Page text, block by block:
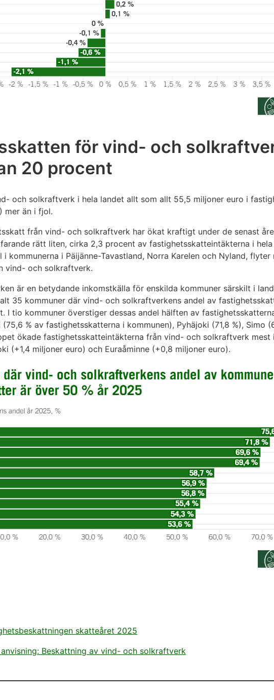
för vind- och
20 procent
och solkraftverk i hela landet allt som allt 55,5 miljoner euro i
mer än i fjol.
från vind- och solkraftverk har ökat kraftigt under de senast
rätt liten, cirka 2,3 procent av fastighetsskatteintäkterna i hela
i kommunerna i Päijänne-Tavastland, Norra Karelen och Nyland, flyter
vind- och solkraftverk.
är en betydande inkomstkälla för enskilda kommuner särskilt i
35 kommuner där vind- och solkraftverkens andel av
I tio kommuner överstiger dessas andel hälften av
% av fastighetsskatterna i kommunen), Pyhäjoki (71,8 %), Simo
ökade fastighetsskatteintäkterna från vind- och solkraftverk mest
(+1,4 miljoner euro) och Euraåminne (+0,8 miljoner euro).
skatteåret 2025
Beskattning av vind- och solkraftverk